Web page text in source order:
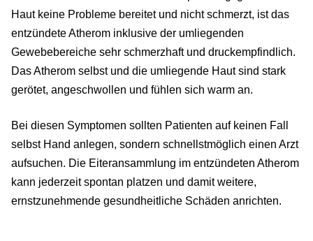
Haut keine Probleme bereitet und nicht schmerzt, ist das
entzündete Atherom inklusive der umliegenden
Gewebebereiche sehr schmerzhaft und druckempfindlich.
Das Atherom selbst und die umliegende Haut sind stark
gerötet, angeschwollen und fühlen sich warm an.
Bei diesen Symptomen sollten Patienten auf keinen Fall
selbst Hand anlegen, sondern schnellstmöglich einen Arzt
aufsuchen. Die Eiteransammlung im entzündeten Atherom
kann jederzeit spontan platzen und damit weitere,
ernstzunehmende gesundheitliche Schäden anrichten.